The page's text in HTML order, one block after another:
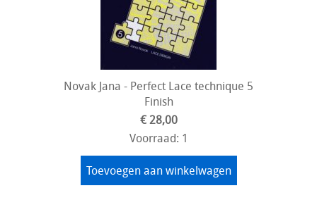
Novak Jana - Perfect Lace technique 5
Finish
€ 28,00
Voorraad: 1
Toevoegen aan winkelwagen